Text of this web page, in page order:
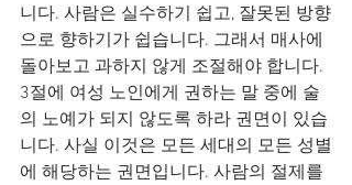
니다. 사람은 실수하기 쉽고, 잘못된 방향
으로 향하기가 쉽습니다. 그래서 매사에
돌아보고 과하지 않게 조절해야 합니다.
3절에 여성 노인에게 권하는 말 중에 술
의 노예가 되지 않도록 하라 권면이 있습
니다. 사실 이것은 모든 세대의 모든 성별
에 해당하는 권면입니다. 사람의 절제를